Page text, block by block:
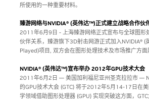
所使用的一种重要材料。
臻游网络与NVIDIA® (英伟达™)正式建立战略合作伙
2011年6月9日 - 上海臻游网络正式宣布与全球图形
伙伴关系，臻游旗下3D射击网游正式加入NVIDIA®
Played)项目, 双方会在图形处理技术及市场推广方面
NVIDIA® (英伟达™)宣布举办 2012年GPU技术大会
2011年6月2日 — 美国加利福尼亚州圣克拉拉市 —
的GPU技术大会 (GTC) 将于2012年5月14-17日在
学领域借助图形处理器 (GPU) 实现突破这方面，GTC